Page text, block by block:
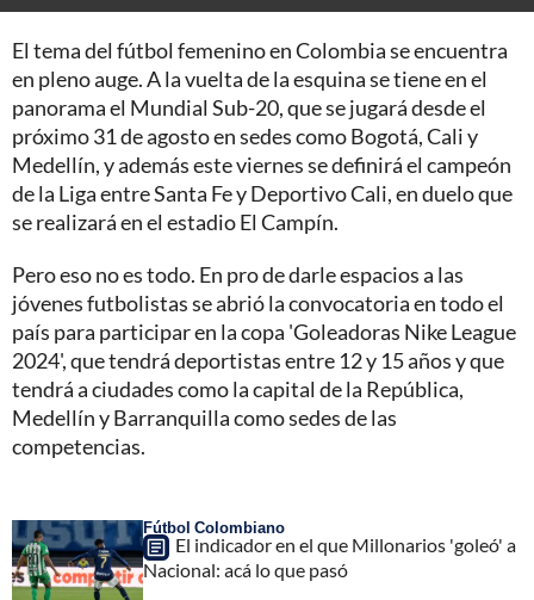
El tema del fútbol femenino en Colombia se encuentra
en pleno auge. A la vuelta de la esquina se tiene en el
panorama el Mundial Sub-20, que se jugará desde el
próximo 31 de agosto en sedes como Bogotá, Cali y
Medellín, y además este viernes se definirá el campeón
de la Liga entre Santa Fe y Deportivo Cali, en duelo que
se realizará en el estadio El Campín.
Pero eso no es todo. En pro de darle espacios a las
jóvenes futbolistas se abrió la convocatoria en todo el
país para participar en la copa 'Goleadoras Nike League
2024', que tendrá deportistas entre 12 y 15 años y que
tendrá a ciudades como la capital de la República,
Medellín y Barranquilla como sedes de las
competencias.
Fútbol Colombiano
El indicador en el que Millonarios 'goleó' a
Nacional: acá lo que pasó